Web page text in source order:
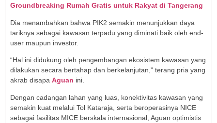
Groundbreaking Rumah Gratis untuk Rakyat di Tangerang
Dia menambahkan bahwa PIK2 semakin menunjukkan daya
tariknya sebagai kawasan terpadu yang diminati baik oleh end-
user maupun investor.
“Hal ini didukung oleh pengembangan ekosistem kawasan yang
dilakukan secara bertahap dan berkelanjutan,” terang pria yang
akrab disapa Aguan ini.
Dengan cadangan lahan yang luas, konektivitas kawasan yang
semakin kuat melalui Tol Kataraja, serta beroperasinya NICE
sebagai fasilitas MICE berskala internasional, Aguan optimistis